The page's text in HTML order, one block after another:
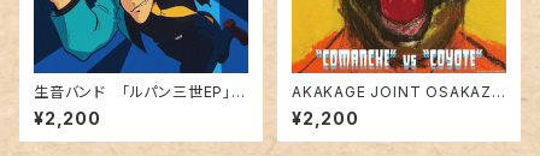
生音バンド 「ルパン三世EP」7i
nch
¥2,200
AKAKAGE JOINT OSAKAZ
「Comanche」７インチアナログ
¥2,200